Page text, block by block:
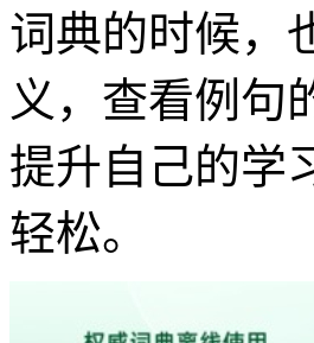
词典的时候，
义，查看例句
提升自己的学
轻松。